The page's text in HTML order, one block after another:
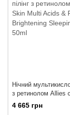
Нічний
з ретинолом Allies
Multi Acids & Retinoid
Brightening Sleeping
4 665 грн